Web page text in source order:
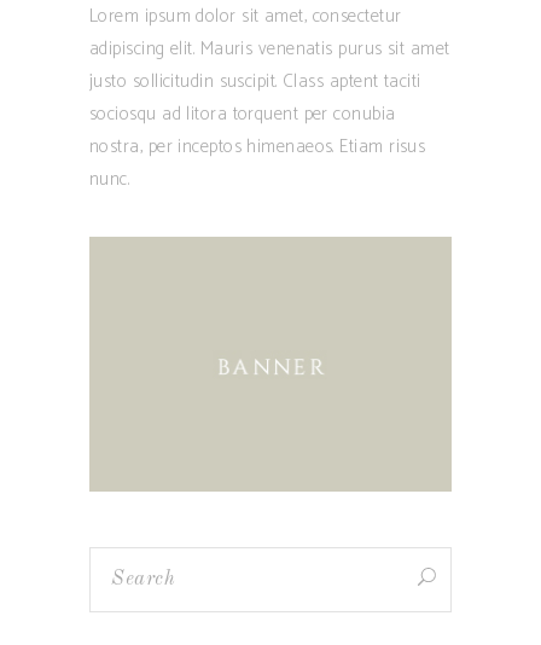
Lorem ipsum dolor sit amet, consectetur
adipiscing elit. Mauris venenatis purus sit amet
justo sollicitudin suscipit. Class aptent taciti
sociosqu ad litora torquent per conubia
nostra, per inceptos himenaeos. Etiam risus
nunc.
Search